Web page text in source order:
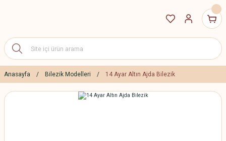
Anasayfa Bilezik Modelleri 14 Ayar Altın Ajda Bilezik